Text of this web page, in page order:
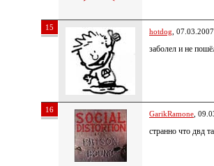
15 hotdog ,
заболел и не
16 GarikRamone ,
странно что двд